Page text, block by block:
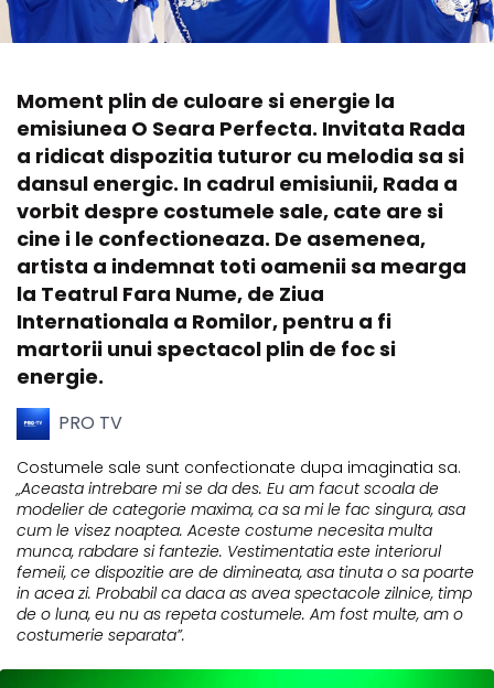
Moment plin de culoare si energie la
emisiunea O Seara Perfecta. Invitata Rada
a ridicat dispozitia tuturor cu melodia sa si
dansul energic. In cadrul emisiunii, Rada a
vorbit despre costumele sale, cate are si
cine i le confectioneaza. De asemenea,
artista a indemnat toti oamenii sa mearga
la Teatrul Fara Nume, de Ziua
Internationala a Romilor, pentru a fi
martorii unui spectacol plin de foc si
energie.
PRO TV
Costumele sale sunt confectionate dupa imaginatia sa.
„Aceasta intrebare mi se da des. Eu am facut scoala de
modelier de categorie maxima, ca sa mi le fac singura, asa
cum le visez noaptea. Aceste costume necesita multa
munca, rabdare si fantezie. Vestimentatia este interiorul
femeii, ce dispozitie are de dimineata, asa tinuta o sa poarte
in acea zi. Probabil ca daca as avea spectacole zilnice, timp
de o luna, eu nu as repeta costumele. Am fost multe, am o
costumerie separata”.